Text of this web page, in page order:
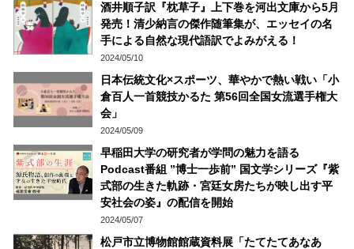
酒井順子訳『枕草子』上下巻を河出文庫から5月
発売！清少納言の傑作随筆集が、エッセイの名
手による自然な現代語訳でよみがえる！
2024/05/10
日本伝統文化×スポーツ、華やかで熱い戦い「小
倉百人一首競技かるた 第56回全国女流選手権大
会」
2024/05/09
早稲田大学の研究者が学問の魅力を語る
Podcast番組 ”博士一歩前” 国文学シリーズ『紫
式部の生きた軌跡・宮廷女房たちが映し出す平
安社会の姿』の配信を開始
2024/05/07
松戸市立博物館館蔵資料展「たてたてあなあ